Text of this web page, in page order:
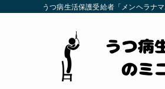
うつ病生活保護受給者「メンヘラナ